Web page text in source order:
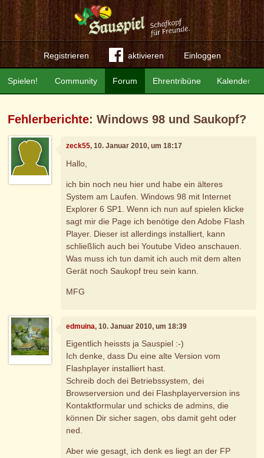
Registrieren aktivieren Einloggen
Community Forum Ehrentribüne Kalender
Spielen!
Fehlerberichte: Windows 98 und Saukopf?
zeck55, 10. Januar 2010, um 18:17
Hallo,
ich bin noch neu hier und habe ein älteres
System am Laufen. Windows 98 mit Internet
Explorer 6 SP1. Wenn ich nun auf spielen klicke
sagt mir die Page ich benötige den Adobe Flash
Player. Dieser ist allerdings installiert, kann
schließlich auch bei Youtube Video anschauen.
Was muss ich tun damit ich auch mit dem alten
Gerät noch Saukopf treu sein kann.
MFG
edmuina, 10. Januar 2010, um 18:39
Eigentlich heissts ja Sauspiel :-)
Ich denke, dass Du eine alte Version vom
Flashplayer installiert hast.
Schreib doch dei Betriebssystem, dei
Browserversion und dei Flashplayerversion ins
Kontaktformular und schicks de admins, die
können Dir sicher sagen, obs damit geht oder
ned.
Aber wie gesagt, ich denk es liegt an der FP